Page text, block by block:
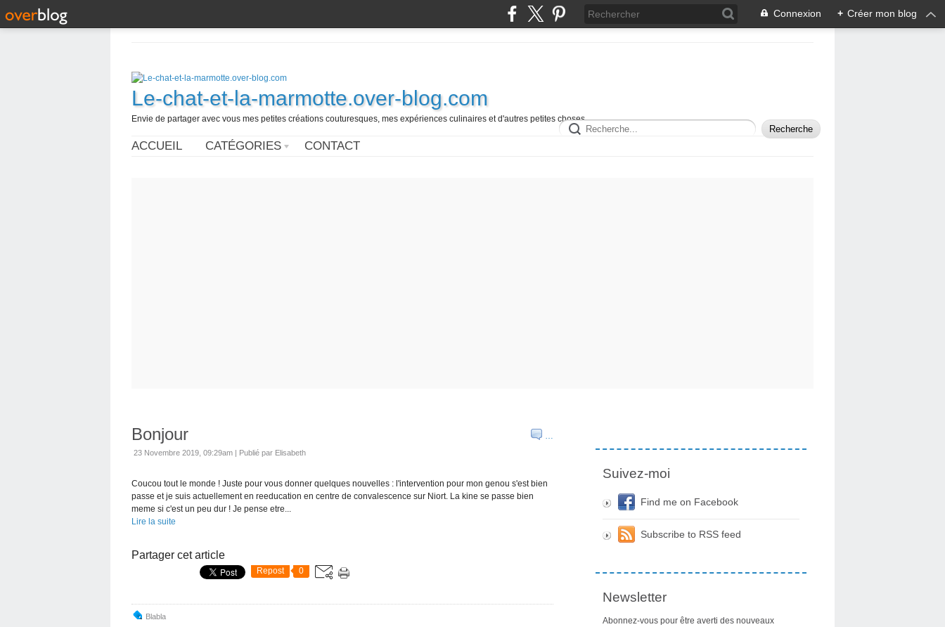
Connexion + Créer mon blog
Le-chat-et-la-marmotte.over-blog.com
Envie de partager avec vous mes petites créations couturesques, mes expériences culinaires et d'autres petites choses.............
ACCUEIL CATÉGORIES CONTACT
…
Bonjour
23 Novembre 2019, 09:29am | Publié par Elisabeth
Coucou tout le monde ! Juste pour vous donner quelques nouvelles : l'intervention pour mon genou s'est bien
passe et je suis actuellement en reeducation en centre de convalescence sur Niort. La kine se passe bien
meme si c'est un peu dur ! Je pense etre...
Lire la suite
Partager cet article
Repost 0
Blabla
Suivez-moi
Find me on Facebook
Subscribe to RSS feed
Newsletter
Abonnez-vous pour être averti des nouveaux